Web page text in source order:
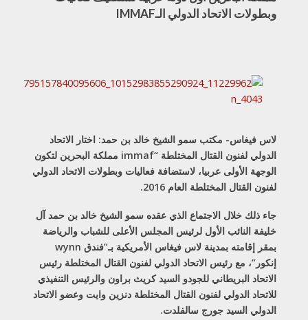
وبطولات الاتحاد الدولي الـIMMAF
لاس فيغاس- مكتب سمو الشيخ خالد بن حمد: اختار الاتحاد
الدولي لفنون القتال المختلطة “immaf مملكة البحرين لتكون
الوجهة الأولى عربيا، لاستضافة فعاليات وبطولات الاتحاد الدولي
لفنون القتال المختلطة العام 2016.
جاء ذلك خلال الاجتماع الذي عقده سمو الشيخ خالد بن حمد آل
خليفة النائب الأول لرئيس المجلس الأعلى للشباب والرياضة
بمقر إقامته بمدينة لاس فيغاس الأمريكية بـ”فندق wynn
إنكور”، مع رئيس الاتحاد الدولي لفنون القتال المختلطة رئيس
الاتحاد البريطاني للجودو السيد كريث براون والرئيس التنفيذي
للاتحاد الدولي لفنون القتال المختلطة دنزين وايت وعضو الاتحاد
الدولي السيد جورج سالفلدت.